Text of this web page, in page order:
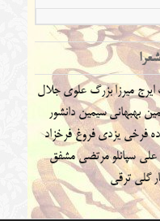
ایرج میرزابزرگ علوی جلال
بهبهانیسیمین دانشور
فرخی یزدی فروغ فرخزاد
سپانلومرتضی مشفق
گلی ترقی